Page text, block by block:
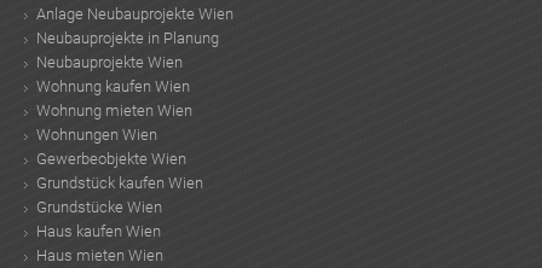
Anlage Neubauprojekte Wien
Neubauprojekte in Planung
Neubauprojekte Wien
Wohnung kaufen Wien
Wohnung mieten Wien
Wohnungen Wien
Gewerbeobjekte Wien
Grundstück kaufen Wien
Grundstücke Wien
Haus kaufen Wien
Haus mieten Wien